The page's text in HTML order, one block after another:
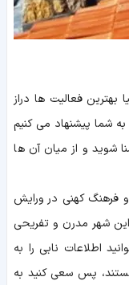
بهترین فعالیت ها دراز
شما پیشنهاد می کنیم
شوید و از میان آن ها
و فرهنگ کهنی در ورایش
شهر مدرن و تفریحی
اطلاعات نابی را به
پس سعی کنید به